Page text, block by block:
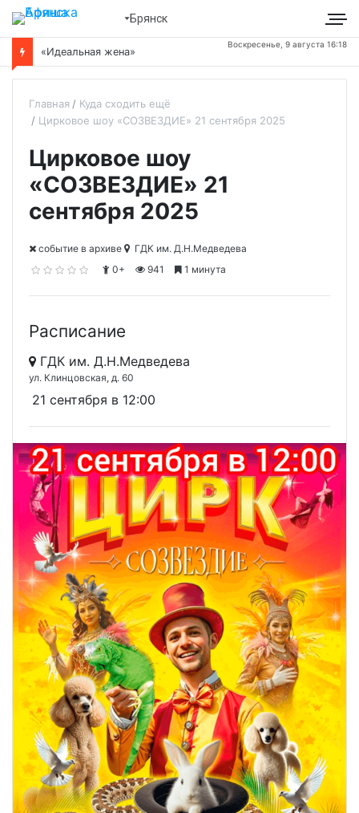
Брянск
«Идеальная жена»
Воскресенье, 9 августа 16:18
Главная
Куда сходить ещё
Цирковое шоу «СОЗВЕЗДИЕ» 21 сентября 2025
Цирковое шоу
«СОЗВЕЗДИЕ» 21
сентября 2025
cобытие в архиве
ГДК им. Д.Н.Медведева
0+
941 1 минута
Расписание
ГДК им. Д.Н.Медведева
ул. Клинцовская, д. 60
21 сентября в 12:00